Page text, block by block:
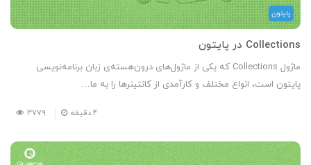
پایتون
Collections در پایتون
ماژول Collections که یکی از ماژول‌های درون‌هسته‌ی زبان برنامه‌نویسی
پایتون است، انواع مختلف و کارآمدی از کانتینرها را به ما…
4دقیقه 3779